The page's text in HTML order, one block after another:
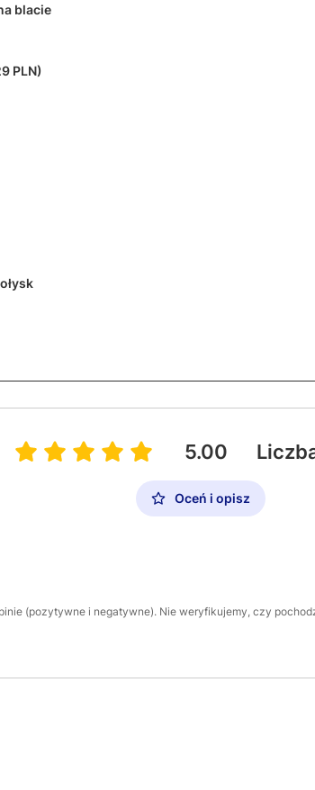
blacie
PLN)
5.00
Oceń i opisz
(pozytywne i negatywne). Nie weryfikujemy, czy